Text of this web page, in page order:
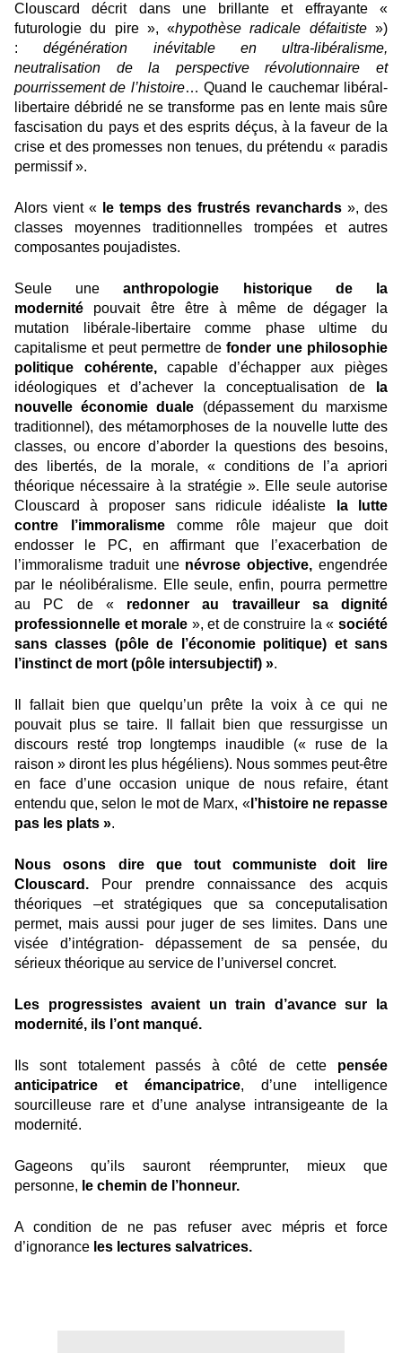
Clouscard décrit dans une brillante et effrayante «
futurologie du pire », «hypothèse radicale défaitiste »)
:
dégénération inévitable en ultra-libéralisme,
neutralisation de la perspective révolutionnaire et
pourrissement de l’histoire… Quand le cauchemar libéral-
libertaire débridé ne se transforme pas en lente mais sûre
fascisation du pays et des esprits déçus, à la faveur de la
crise et des promesses non tenues, du prétendu « paradis
permissif ».
Alors vient « le temps des frustrés revanchards », des
classes moyennes traditionnelles trompées et autres
composantes poujadistes.
Seule une
anthropologie historique de la
modernité
pouvait être être à même de dégager la
mutation libérale-libertaire comme phase ultime du
capitalisme et peut permettre de fonder une philosophie
politique cohérente,
capable d’échapper aux pièges
idéologiques et d’achever la conceptualisation de
la
nouvelle économie duale
(dépassement du marxisme
traditionnel), des métamorphoses de la nouvelle lutte des
classes, ou encore d’aborder la questions des besoins,
des libertés, de la morale, « conditions de l’a apriori
théorique nécessaire à la stratégie ». Elle seule autorise
Clouscard à proposer sans ridicule idéaliste
la lutte
contre l’immoralisme
comme rôle majeur que doit
endosser le PC, en affirmant que l’exacerbation de
l’immoralisme traduit une névrose objective, engendrée
par le néolibéralisme. Elle seule, enfin, pourra permettre
au PC de «
redonner au travailleur sa dignité
professionnelle et morale », et de construire la « société
sans classes (pôle de l’économie politique) et sans
l’instinct de mort (pôle intersubjectif) ».
Il fallait bien que quelqu’un prête la voix à ce qui ne
pouvait plus se taire. Il fallait bien que ressurgisse un
discours resté trop longtemps inaudible (« ruse de la
raison » diront les plus hégéliens). Nous sommes peut-être
en face d’une occasion unique de nous refaire, étant
entendu que, selon le mot de Marx, «l’histoire ne repasse
pas les plats ».
Nous osons dire que tout communiste doit lire
Clouscard.
Pour prendre connaissance des acquis
théoriques –et stratégiques que sa conceputalisation
permet, mais aussi pour juger de ses limites. Dans une
visée d’intégration- dépassement de sa pensée, du
sérieux théorique au service de l’universel concret.
Les progressistes avaient un train d’avance sur la
modernité, ils l’ont manqué.
Ils sont totalement passés à côté de cette
pensée
anticipatrice et émancipatrice, d’une intelligence
sourcilleuse rare et d’une analyse intransigeante de la
modernité.
Gageons qu’ils sauront réemprunter, mieux que
personne, le chemin de l’honneur.
A condition de ne pas refuser avec mépris et force
d’ignorance les lectures salvatrices.